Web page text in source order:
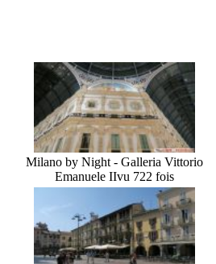
Milano by Night - Galleria Vittorio
Emanuele IIvu 722 fois